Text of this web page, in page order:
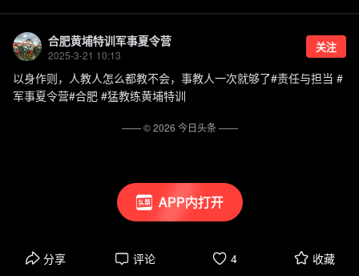
APP内打开
合肥黄埔特训军事夏令营
2025-3-21 10:13
关注
以身作则，人教人怎么都教不会，事教人一次就够了#责任与担当 #
军事夏令营#合肥 #猛教练黄埔特训
分享 评论 4 收藏
—— ©2026 今日头条——